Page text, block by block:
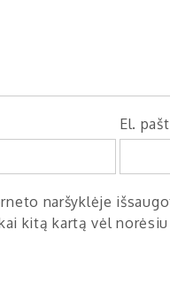
El.
naršyklėje
kitą kartą vėl